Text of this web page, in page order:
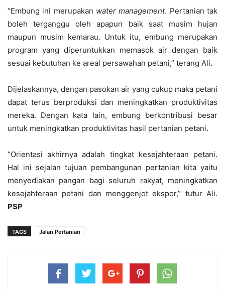
“Embung ini merupakan water management. Pertanian tak
boleh terganggu oleh apapun baik saat musim hujan
maupun musim kemarau. Untuk itu, embung merupakan
program yang diperuntukkan memasok air dengan baik
sesuai kebutuhan ke areal persawahan petani,” terang Ali.
Dijelaskannya, dengan pasokan air yang cukup maka petani
dapat terus berproduksi dan meningkatkan produktivitas
mereka. Dengan kata lain, embung berkontribusi besar
untuk meningkatkan produktivitas hasil pertanian petani.
“Orientasi akhirnya adalah tingkat kesejahteraan petani.
Hal ini sejalan tujuan pembangunan pertanian kita yaitu
menyediakan pangan bagi seluruh rakyat, meningkatkan
kesejahteraan petani dan menggenjot ekspor,” tutur Ali.
PSP
TAGS Jalan Pertanian